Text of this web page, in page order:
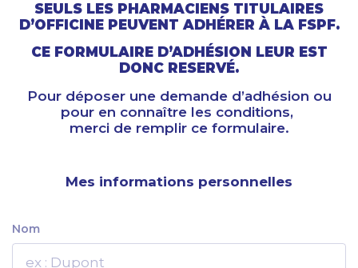
SEULS LES PHARMACIENS TITULAIRES
D’OFFICINE PEUVENT ADHÉRER À LA FSPF.
CE FORMULAIRE D’ADHÉSION LEUR EST
DONC RESERVÉ.
Pour déposer une demande d’adhésion ou
pour en connaître les conditions,
merci de remplir ce formulaire.
Mes informations personnelles
Nom